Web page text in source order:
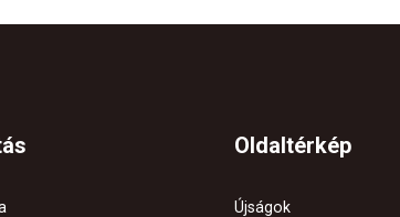
Oldaltérkép
Újságok